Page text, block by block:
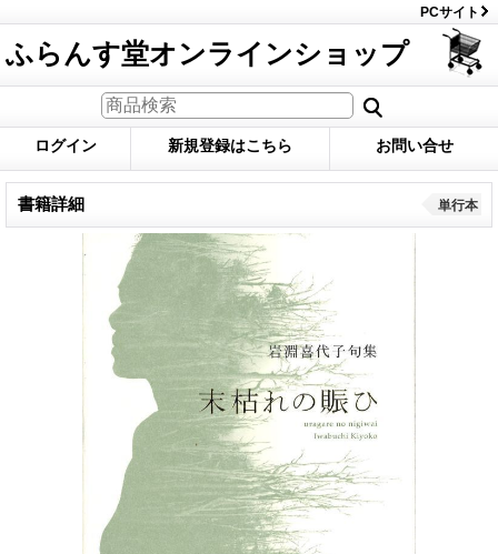
PCサイト
ふらんす堂オンラインショップ
ログイン 新規登録はこちら お問い合せ
書籍詳細 単行本